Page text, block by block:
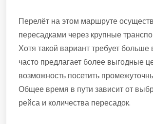
Перелёт на этом маршруте
пересадками через крупные
Хотя такой вариант требует больше
часто предлагает более выгодные
возможность посетить
Общее время в пути зависит от
рейса и количества пересадок.